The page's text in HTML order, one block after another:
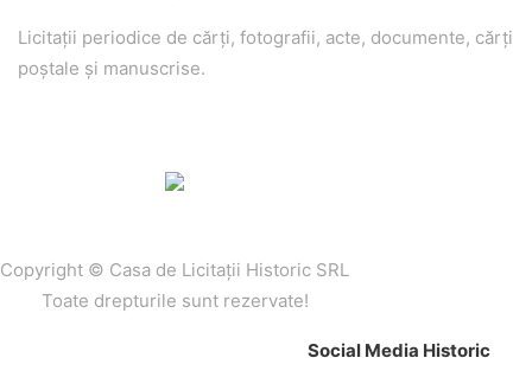
Licitaţii periodice de cărţi, fotografii, acte, documente, cărţi
poştale şi manuscrise.
Copyright © Casa de Licitaţii Historic SRL
Toate drepturile sunt rezervate!
Social Media Historic